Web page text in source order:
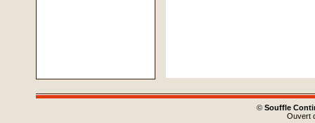
© Souffle
Ouvert